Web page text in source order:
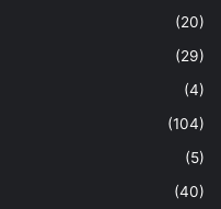
(20)
(29)
(4)
(104)
(5)
(40)